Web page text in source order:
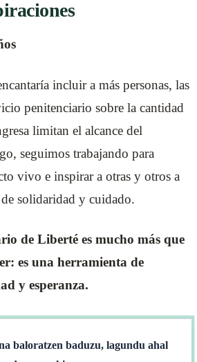
incluir a más personas, las
penitenciario sobre la cantidad
limitan el alcance del
seguimos trabajando para
vivo e inspirar a otras y otros a
solidaridad y cuidado.
de Liberté es mucho más que
es una herramienta de
y esperanza.
baloratzen baduzu, lagundu ahal